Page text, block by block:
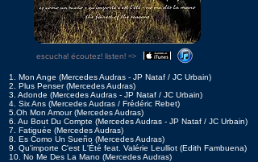
escucha! écoutez! listen! =>
1. Mon Ange (Mercedes Audras - JP Nataf / JC Urbain)
2. Plus Penser (Mercedes Audras)
3. Adonde (Mercedes Audras - JP Nataf / JC Urbain)
4. Six Ans (Mercedes Audras / Frédéric Rebet)
5.Oh Mon Amour (Mercedes Audras)
6. Au Bout Du Compte (Mercedes Audras - JP Nataf / JC Urbain)
7. Fatiguée (Mercedes Audras)
8. Es Como Un Sueño (Mercedes Audras)
9. Qu'importe C'est L'Été feat. Valérie Leulliot (Edith Fambuena)
10. No Me Des La Mano (Mercedes Audras)